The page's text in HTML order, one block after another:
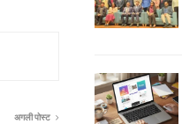
अगली पोस्ट